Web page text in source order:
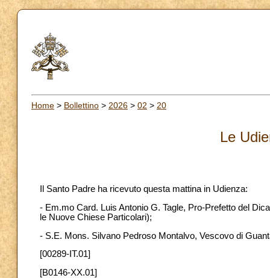
Home > Bollettino > 2026 > 02 > 20
Le
Il Santo Padre ha ricevuto questa mattina in Udienza:
- Em.mo Card. Luis Antonio G. Tagle, Pro-Prefetto del
le Nuove Chiese Particolari);
- S.E. Mons. Silvano Pedroso Montalvo, Vescovo di
[00289-IT.01]
[B0146-XX.01]